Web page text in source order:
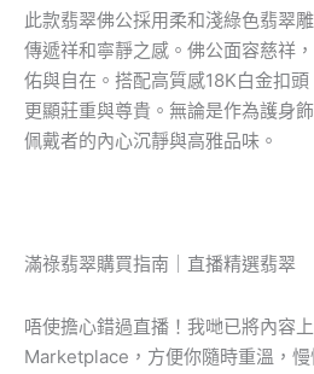
此款翡翠佛公採用柔和淺綠色翡翠
傳遞祥和寧靜之感。佛公面容慈祥
佑與自在。搭配高質感18K白金扣頭
更顯莊重與尊貴。無論是作為護身
佩戴者的內心沉靜與高雅品味。
滿祿翡翠購買指南｜直播精選翡翠
唔使擔心錯過直播！我哋已將內容
Marketplace，方便你隨時重溫，慢